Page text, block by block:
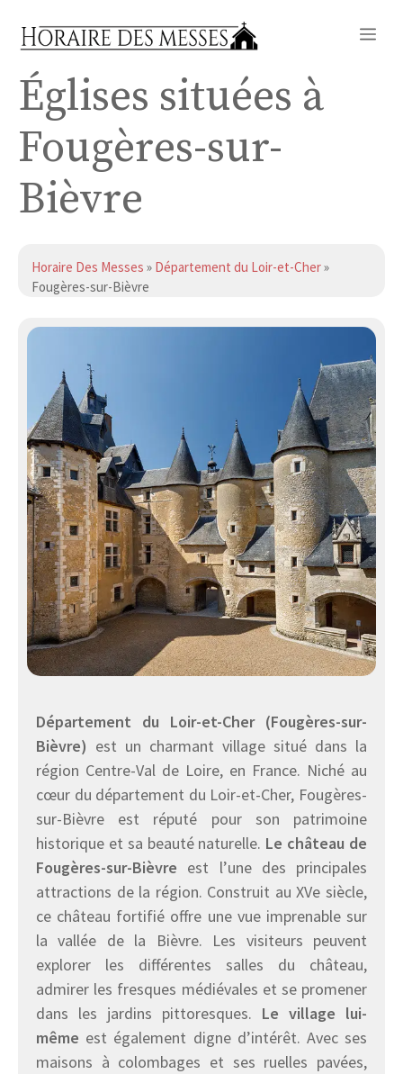
Églises situées à
Fougères-sur-
Bièvre
Horaire Des Messes » Département du Loir-et-Cher»
Fougères-sur-Bièvre
Département du Loir-et-Cher (Fougères-sur-
Bièvre) est un charmant village situé dans la
région Centre-Val de Loire, en France. Niché au
cœur du département du Loir-et-Cher, Fougères-
sur-Bièvre est réputé pour son patrimoine
historique et sa beauté naturelle. Le château de
Fougères-sur-Bièvre est l’une des principales
attractions de la région. Construit au XVe siècle,
ce château fortifié offre une vue imprenable sur
la vallée de la Bièvre. Les visiteurs peuvent
explorer les différentes salles du château,
admirer les fresques médiévales et se promener
dans les jardins pittoresques. Le village lui-
même est également digne d’intérêt. Avec ses
maisons à colombages et ses ruelles pavées,